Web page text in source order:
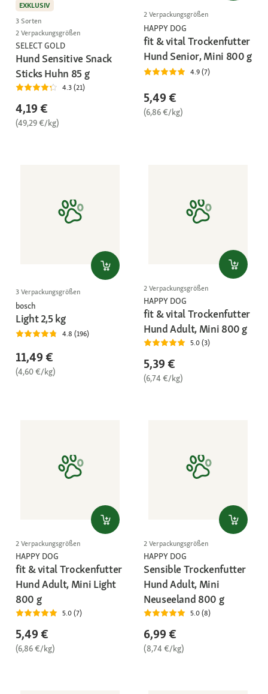
EXKLUSIV
3 Sorten
2 Verpackungsgrößen
SELECT GOLD
Hund Sensitive Snack
Sticks Huhn 85 g
4.3 (21)
4,19 €
(49,29 €/kg)
2 Verpackungsgrößen
HAPPY DOG
fit & vital Trockenfutter
Hund Senior, Mini 800 g
4.9 (7)
5,49 €
(6,86 €/kg)
3 Verpackungsgrößen
bosch
Light 2,5 kg
4.8 (196)
11,49 €
(4,60 €/kg)
2 Verpackungsgrößen
HAPPY DOG
fit & vital Trockenfutter
Hund Adult, Mini 800 g
5.0 (3)
5,39 €
(6,74 €/kg)
2 Verpackungsgrößen
HAPPY DOG
fit & vital Trockenfutter
Hund Adult, Mini Light
800 g
5.0 (7)
5,49 €
(6,86 €/kg)
2 Verpackungsgrößen
HAPPY DOG
Sensible Trockenfutter
Hund Adult, Mini
Neuseeland 800 g
5.0 (8)
6,99 €
(8,74 €/kg)